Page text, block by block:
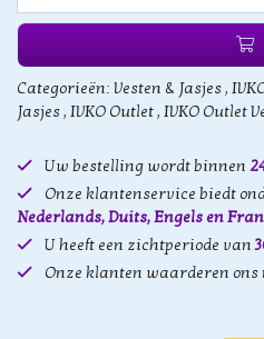
Categorieën: Vesten & Jasjes,
Jasjes, IVKO Outlet, IVKO Outlet
Uw bestelling wordt binnen
Onze klantenservice biedt
Nederlands, Duits, Engels en
U heeft een zichtperiode van
Onze klanten waarderen ons